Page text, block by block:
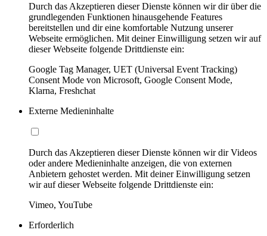
Durch das Akzeptieren dieser Dienste können wir dir über die
grundlegenden Funktionen hinausgehende Features
bereitstellen und dir eine komfortable Nutzung unserer
Webseite ermöglichen. Mit deiner Einwilligung setzen wir auf
dieser Webseite folgende Drittdienste ein:
Google Tag Manager, UET (Universal Event Tracking)
Consent Mode von Microsoft, Google Consent Mode,
Klarna, Freshchat
Externe Medieninhalte
Durch das Akzeptieren dieser Dienste können wir dir Videos
oder andere Medieninhalte anzeigen, die von externen
Anbietern gehostet werden. Mit deiner Einwilligung setzen
wir auf dieser Webseite folgende Drittdienste ein:
Vimeo, YouTube
Erforderlich